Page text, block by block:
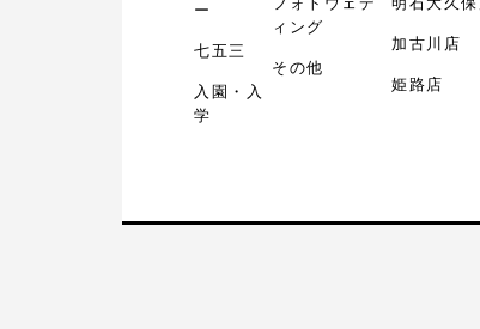
ー
七五三
入園・入
学
ィング
その他
加古川店
姫路店